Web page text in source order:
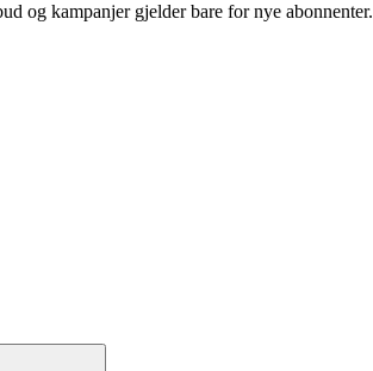
og kampanjer gjelder bare for nye abonnenter.